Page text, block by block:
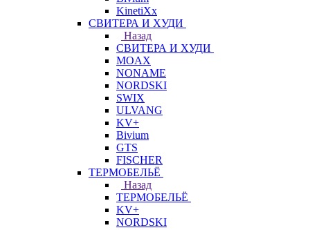
KinetiXx
СВИТЕРА И ХУДИ
Назад
СВИТЕРА И ХУДИ
MOAX
NONAME
NORDSKI
SWIX
ULVANG
KV+
Bivium
GTS
FISCHER
ТЕРМОБЕЛЬЁ
Назад
ТЕРМОБЕЛЬЁ
KV+
NORDSKI